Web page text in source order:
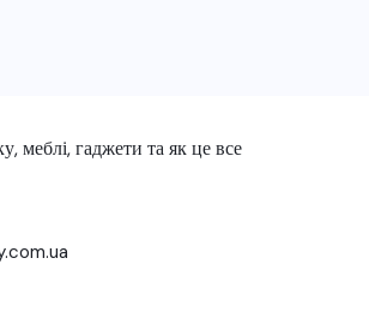
меблі, гаджети та як це все